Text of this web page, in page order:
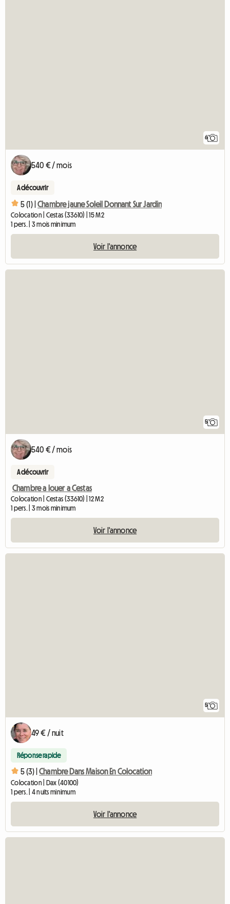
6
540 € / mois
A découvrir
5 (1) | Chambre jaune Soleil Donnant Sur Jardin
Colocation | Cestas (33610) | 15 M2
1 pers. | 3 mois minimum
Voir l'annonce
5
540 € / mois
A découvrir
Chambre a louer a Cestas
Colocation | Cestas (33610) | 12 M2
1 pers. | 3 mois minimum
Voir l'annonce
5
49 € / nuit
Réponse rapide
5 (3) | Chambre Dans Maison En Colocation
Colocation | Dax (40100)
1 pers. | 4 nuits minimum
Voir l'annonce